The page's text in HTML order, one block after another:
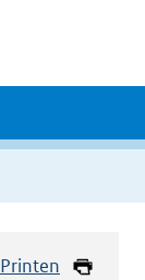
Printen